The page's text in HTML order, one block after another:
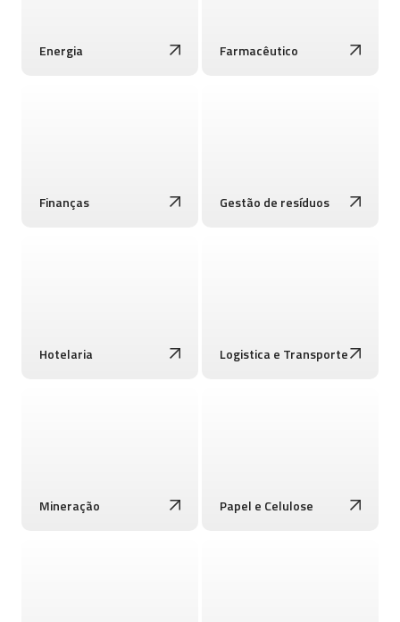
Energia Farmacêutico
Finanças Gestão de resíduos
Hotelaria Logistica e Transporte
Mineração Papel e Celulose